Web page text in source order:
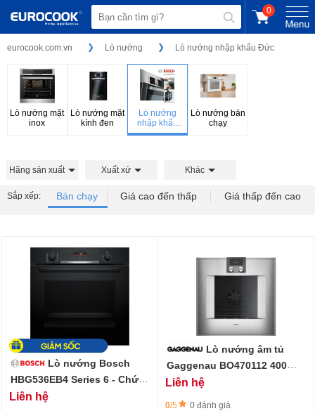
0
eurocook.com.vn Lò nướng Lò nướng nhập khẩu Đức
Lò nướng mặt
inox
Lò nướng mặt
kính đen
Lò nướng
nhập khẩu
Đức
Lò nướng bán
chạy
Hãng sản xuất Xuất xứ Khác
Sắp xếp: Bán chạy Giá cao đến thấp Giá thấp đến cao
Lò nướng Bosch
HBG536EB4 Series 6 - Chức
năng Air Fry (chiên không
Liên hệ
Lò nướng âm tủ
Gaggenau BO470112 400
Series - 76L - Bản lề cửa bên
Liên hệ
0/5 0 đánh giá